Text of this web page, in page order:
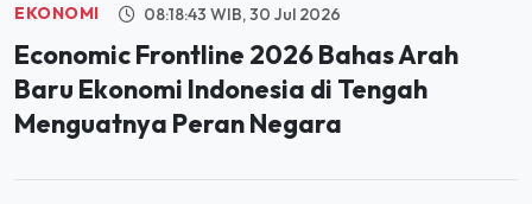
EKONOMI 08:18:43 WIB, 30 Jul 2026
Economic Frontline 2026 Bahas Arah
Baru Ekonomi Indonesia di Tengah
Menguatnya Peran Negara